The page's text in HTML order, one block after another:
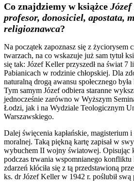
Co znajdziemy w książce
profesor, donosiciel, apostata,
religioznawca?
Na początek zapoznasz się z życiorysem
twarzach, na co wskazuje już sam tytuł
się tak: Józef Keller przyszedł na świat 7
Pabianicach w rodzinie chłopskiej. Dla
naturalną drogą awansu społecznego
Tym samym Józef odbiera staranne
jednocześnie zarówno w Wyższym
Łodzi, jak i na Wydziale Teologicznym
Warszawskiego.
Dalej święcenia kapłańskie, magisterium
moralnej. Taką piękną kartę zapisał w
wybuchem II wojny światowej. Opisując
podczas trwania wspomnianego konfliktu
zdarzeń kłóciła się z tą przedstawioną
ks. dr Józef Keller w 1942 r. poślubił swą